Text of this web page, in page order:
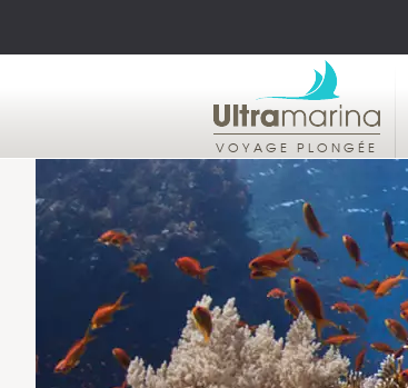
VOYAGE PLONGÉE